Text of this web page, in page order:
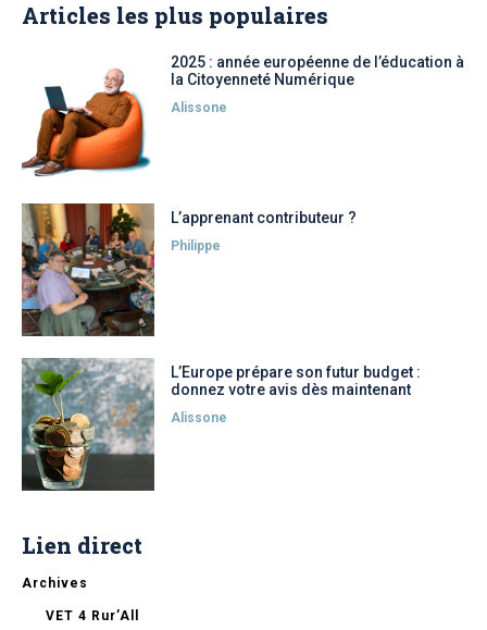
Articles les plus populaires
2025 : année européenne de l’éducation à
la Citoyenneté Numérique
Alissone
L’apprenant contributeur ?
Philippe
L’Europe prépare son futur budget :
donnez votre avis dès maintenant
Alissone
Lien direct
Archives
VET 4 Rur’All